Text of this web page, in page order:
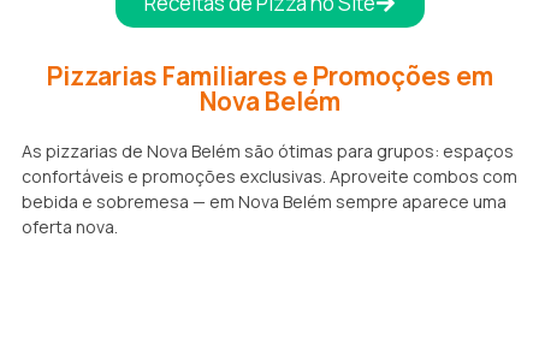
Pizzarias Familiares e Promoções em
Nova Belém
As pizzarias de Nova Belém são ótimas para grupos: espaços
confortáveis e promoções exclusivas. Aproveite combos com
bebida e sobremesa — em Nova Belém sempre aparece uma
oferta nova.